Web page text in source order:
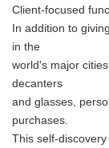
Client-focused
In addition to
in the
world's major
decanters
and glasses,
purchases.
This self-